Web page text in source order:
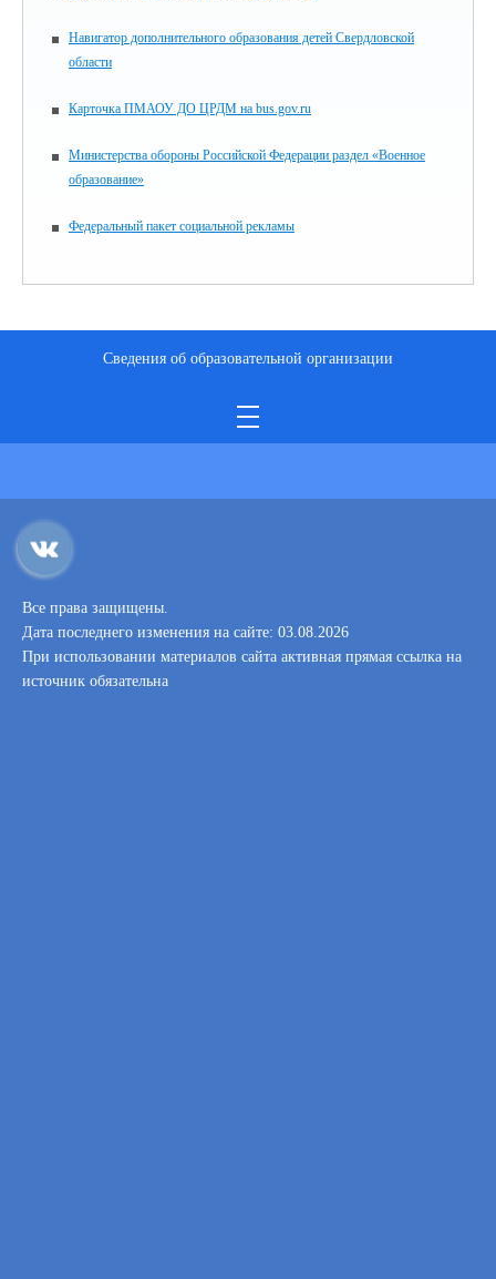
Навигатор дополнительного образования детей Свердловской
области
Карточка ПМАОУ ДО ЦРДМ на bus.gov.ru
Министерства обороны Российской Федерации раздел «Военное
образование»
Федеральный пакет социальной рекламы
Сведения об образовательной организации
Все права защищены.
Дата последнего изменения на сайте: 03.08.2026
При использовании материалов сайта активная прямая ссылка на
источник обязательна